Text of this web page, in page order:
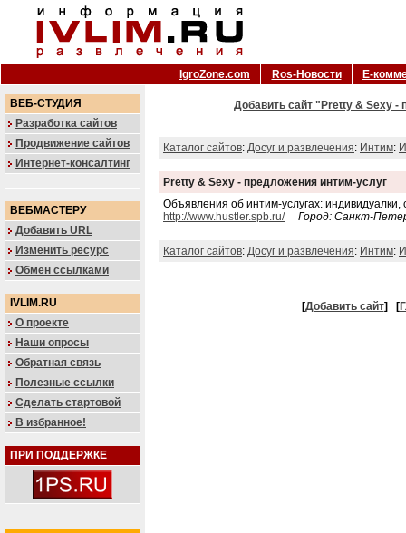
IgroZone.com Ros-Новости Е-
ВЕБ-СТУДИЯ
Разработка сайтов
Продвижение сайтов
Интернет-консалтинг
ВЕБМАСТЕРУ
Добавить URL
Изменить ресурс
Обмен ссылками
IVLIM.RU
О проекте
Наши опросы
Обратная связь
Полезные ссылки
Сделать стартовой
В избранное!
ПРИ ПОДДЕРЖКЕ
Добавить сайт "Pretty & Sexy -
Каталог сайтов: Досуг и развлечения: Интим:
Pretty & Sexy - предложения интим-услуг
Объявления об интим-услугах: индивидуалки,
http://www.hustler.spb.ru/
Город: Санкт-
Каталог сайтов: Досуг и развлечения: Интим:
[Добавить сайт] [